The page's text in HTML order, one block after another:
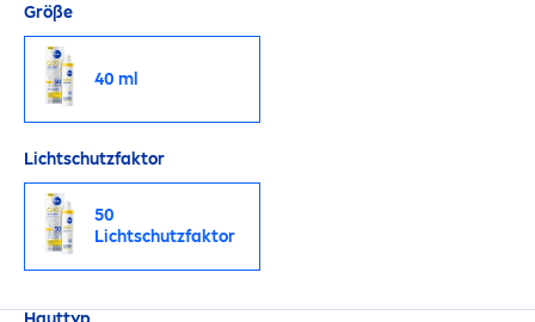
Größe
40 ml
Lichtschutzfaktor
50
Lichtschutzfaktor